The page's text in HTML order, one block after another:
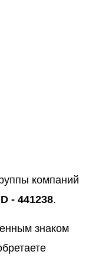
компаний
- 441238.
знаком